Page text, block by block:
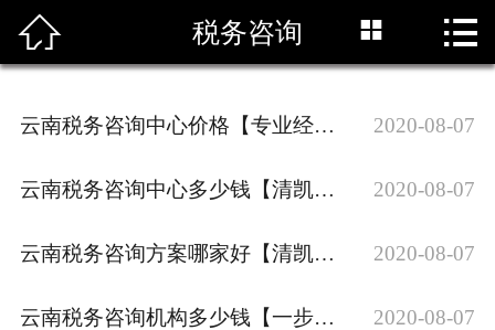
首页
行业动态
代理报税
代理记帐
 税务咨询  
云南税务咨询中心价格【专业经验】 2020-08-07
云南税务咨询中心多少钱【清凯财税】 2020-08-07
云南税务咨询方案哪家好【清凯财务】 2020-08-07
云南税务咨询机构多少钱【一步到位】 2020-08-07